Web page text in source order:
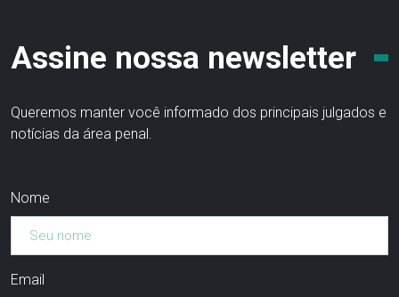
Assine nossa newsletter
Queremos manter você informado dos principais julgados e
notícias da área penal.
Nome
Email